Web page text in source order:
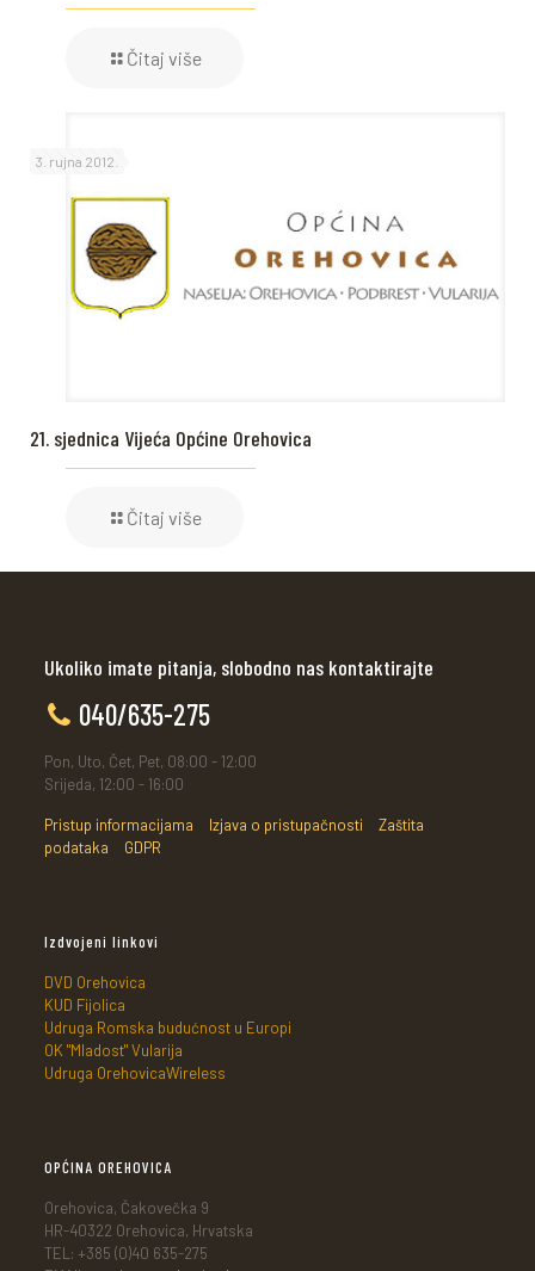
Čitaj više
3. rujna 2012.
21. sjednica Vijeća Općine Orehovica
Čitaj više
Ukoliko imate pitanja, slobodno nas kontaktirajte
040/635-275
Pon, Uto, Čet, Pet, 08:00 - 12:00
Srijeda, 12:00 - 16:00
Pristup informacijama Izjava o pristupačnosti
Zaštita
podataka
GDPR
Izdvojeni linkovi
DVD Orehovica
KUD Fijolica
Udruga Romska budućnost u Europi
OK "Mladost" Vularija
Udruga OrehovicaWireless
OPĆINA OREHOVICA
Orehovica, Čakovečka 9
HR-40322 Orehovica, Hrvatska
TEL: +385 (0)40 635-275